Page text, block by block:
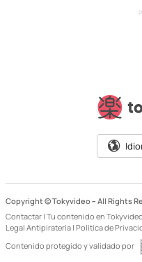
Copyright © Tokyvideo – All Rights
Contactar | Tu contenido en Tokyvideo
Legal Antipiratería | Política de
Contenido protegido y validado por